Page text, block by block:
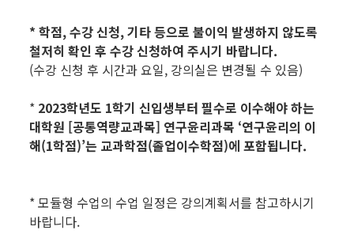
* 학점, 수강 신청, 기타 등으로 불이익 발생하지 않도록
철저히 확인 후 수강 신청하여 주시기 바랍니다.
(수강 신청 후 시간과 요일, 강의실은 변경될 수 있음)
* 2023학년도 1학기 신입생부터 필수로 이수해야 하는
대학원 [공통역량교과목] 연구윤리과목 ‘연구윤리의 이
해(1학점)’는 교과학점(졸업이수학점)에 포함됩니다.
* 모듈형 수업의 수업 일정은 강의계획서를 참고하시기
바랍니다.